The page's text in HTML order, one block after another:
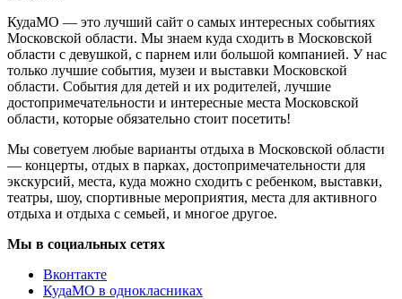
КудаМО — это лучший сайт о самых интересных событиях
Московской области. Мы знаем куда сходить в Московской
области с девушкой, с парнем или большой компанией. У нас
только лучшие события, музеи и выставки Московской
области. События для детей и их родителей, лучшие
достопримечательности и интересные места Московской
области, которые обязательно стоит посетить!
Мы советуем любые варианты отдыха в Московской области
— концерты, отдых в парках, достопримечательности для
экскурсий, места, куда можно сходить с ребенком, выставки,
театры, шоу, спортивные мероприятия, места для активного
отдыха и отдыха с семьей, и многое другое.
Мы в социальных сетях
Вконтакте
КудаМО в однокласниках